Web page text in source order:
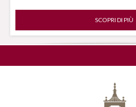
SCOPRI DI PIÙ